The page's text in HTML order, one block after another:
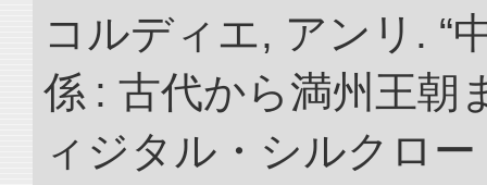
コルディエ, アンリ. “
係 : 古代から満州王朝
ィジタル・シルクロ